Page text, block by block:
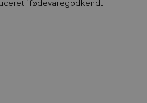
i fødevaregodkendt